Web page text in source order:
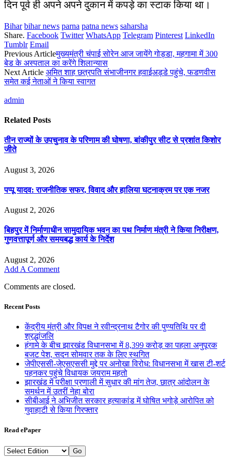
दिन पूर्व ही अपने अपने दुकान में कपड़े का स्टाक किया था।
Bihar bihar news parna patna news saharsha
Share. Facebook Twitter WhatsApp Telegram Pinterest LinkedIn
Tumblr Email
Previous Articleमुख्यमंत्री चंपाई सोरेन आज जायेंगे गोड्डा, महगामा में 300
बेड के अस्पताल का करेंगे शिलान्यास
Next Article अमित शाह छत्रपति संभाजीनगर हवाईअड्डे पहुंचे, फडणवीस
समेत कई नेताओं ने किया स्वागत
admin
Related Posts
तीन राज्यों के उपचुनाव के परिणाम की घोषणा, बांकीपुर सीट से प्रशांत किशोर
जीते
August 3, 2026
पप्पू यादव: राजनीतिक सफर, विवाद और हालिया घटनाक्रम पर एक नजर
August 2, 2026
बिहपुर में निर्माणाधीन सामुदायिक भवन का पथ निर्माण मंत्री ने किया निरीक्षण,
गुणवत्तापूर्ण और समयबद्ध कार्य के निर्देश
August 2, 2026
Add A Comment
Comments are closed.
Recent Posts
केंद्रीय मंत्री और विपक्ष ने रवीन्द्रनाथ टैगोर की पुण्यतिथि पर दी
श्रद्धांजलि
हंगामे के बीच झारखंड विधानसभा में 8,399 करोड़ का पहला अनुपूरक
बजट पेश, सदन सोमवार तक के लिए स्थगित
जेपीएससी-जेएसएससी मुद्दे पर अनोखा विरोध: विधानसभा में खास टी-शर्ट
पहनकर पहुंचे विधायक जयराम महतो
झारखंड में परीक्षा प्रणाली में सुधार की मांग तेज, छात्र आंदोलन के
समर्थन में उतरीं नेहा बोरा
सीबीआई ने अभिजीत सरकार हत्याकांड में घोषित भगोड़े आरोपित को
गुवाहाटी से किया गिरफ्तार
Read ePaper